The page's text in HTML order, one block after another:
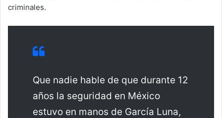
criminales.
Que nadie hable de que durante 12
años la seguridad en México
estuvo en manos de García Luna,